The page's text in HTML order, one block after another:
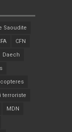
Saoudite
CFN
Daech
terroriste
MDN